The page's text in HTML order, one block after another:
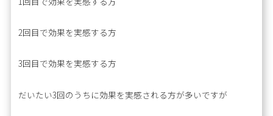
2回目で効果を実感する方
3回目で効果を実感する方
だいたい3回のうちに効果を実感される方が多いですが